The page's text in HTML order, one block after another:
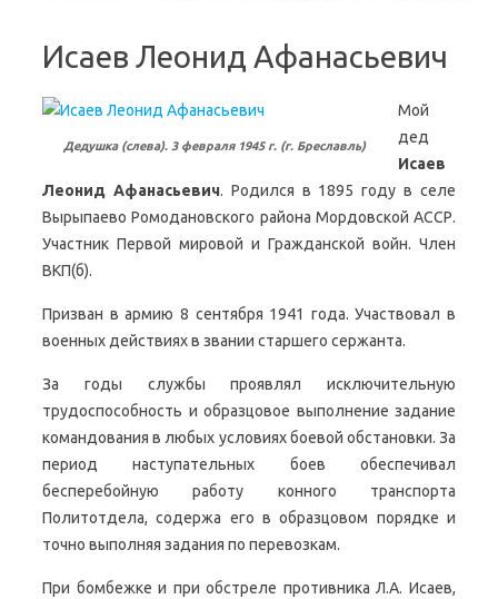
Исаев Леонид Афанасьевич
Дедушка (слева). 3 февраля 1945 г. (г. Бреславль)
Мой
дед
Исаев
Леонид Афанасьевич. Родился в 1895 году в селе
Вырыпаево Ромодановского района Мордовской АССР.
Участник Первой мировой и Гражданской войн. Член
ВКП(б).
Призван в армию 8 сентября 1941 года. Участвовал в
военных действиях в звании старшего сержанта.
За годы службы проявлял исключительную
трудоспособность и образцовое выполнение задание
командования в любых условиях боевой обстановки. За
период наступательных боев обеспечивал
бесперебойную работу конного транспорта
Политотдела, содержа его в образцовом порядке и
точно выполняя задания по перевозкам.
При бомбежке и при обстреле противника Л.А. Исаев,